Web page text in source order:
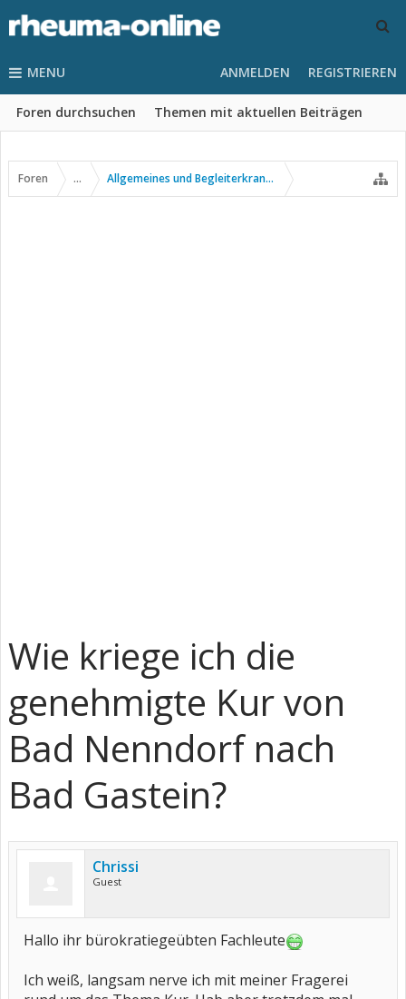
MENU
Foren durchsuchen Themen mit aktuellen Beiträgen
ANMELDEN REGISTRIEREN
Foren ... Allgemeines und Begleiterkrankungen
Wie kriege ich die
genehmigte Kur von
Bad Nenndorf nach
Bad Gastein?
Chrissi
Guest
Hallo ihr bürokratiegeübten Fachleute
Ich weiß, langsam nerve ich mit meiner Fragerei